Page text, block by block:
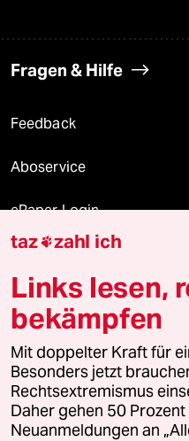
Fragen & Hilfe
Feedback
Aboservice
ePaper Login
Downloads für
© 2026 taz Verlags und
Alle Rechte vorbehalten. Bei
wenden Sie sich bitte an
Feedback
taz zahl ich
Links lesen,
bekämpfen
Mit doppelter Kraft für
Besonders jetzt
Rechtsextremismus
Daher gehen 50
Neuanmeldungen an